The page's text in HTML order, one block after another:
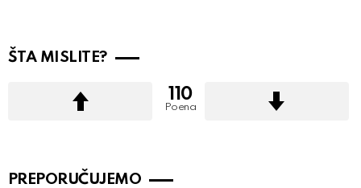
ŠTA MISLITE?
110
Poena
PREPORUČUJEMO